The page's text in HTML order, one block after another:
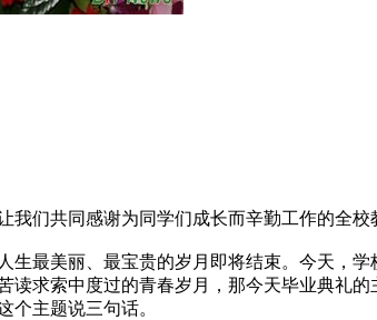
们共同感谢为同学们成长而辛勤工作的全校
最美丽、最宝贵的岁月即将结束。今天，学
求索中度过的青春岁月，那今天毕业典礼的
个主题说三句话。